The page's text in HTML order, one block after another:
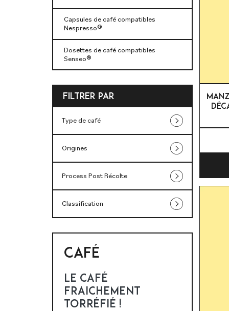
Capsules de café compatibles
Nespresso®
Dosettes de café compatibles
Senseo®
Filtrer par
Type de café
Origines
Process Post Récolte
Classification
CAFÉ
LE CAFÉ
FRAICHEMENT
TORRÉFIÉ !